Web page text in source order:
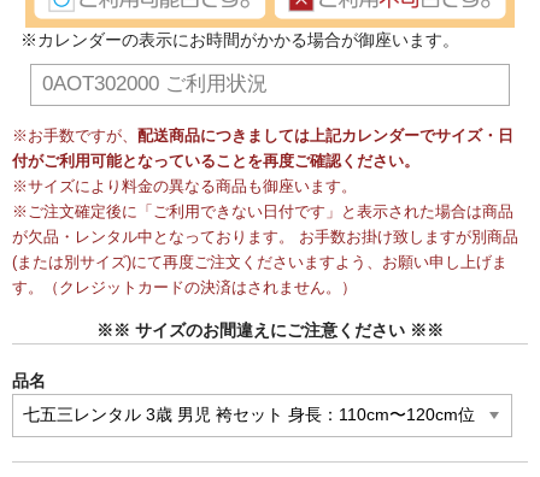
※カレンダーの表示にお時間がかかる場合が御座います。
0AOT302000 ご利用状況
※お手数ですが、 配送商品につきましては上記カレンダーでサイズ・日
付がご利用可能となっていることを再度ご確認ください。
※サイズにより料金の異なる商品も御座います。
※ご注文確定後に「ご利用できない日付です」と表示された場合は商品
が欠品・レンタル中となっております。 お手数お掛け致しますが別商品
(または別サイズ)にて再度ご注文くださいますよう、お願い申し上げま
す。（クレジットカードの決済はされません。）
※※ サイズのお間違えにご注意ください ※※
品名